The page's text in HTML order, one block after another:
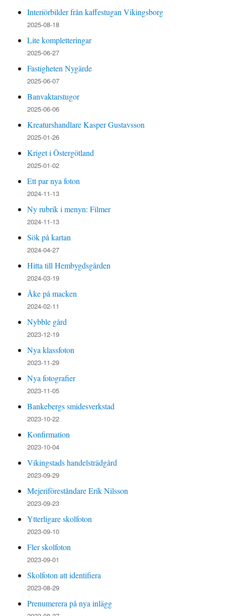
Interiörbilder från kaffestugan Vikingsborg
2025-08-18
Lite kompletteringar
2025-06-27
Fastigheten Nygärde
2025-06-07
Banvaktarstugor
2025-06-06
Kreaturshandlare Kasper Gustavsson
2025-01-26
Kriget i Östergötland
2025-01-02
Ett par nya foton
2024-11-13
Ny rubrik i menyn: Filmer
2024-11-13
Sök på kartan
2024-04-27
Hitta till Hembygdsgården
2024-03-19
Åke på macken
2024-02-11
Nybble gård
2023-12-19
Nya klassfoton
2023-11-29
Nya fotografier
2023-11-05
Bankebergs smidesverkstad
2023-10-22
Konfirmation
2023-10-04
Vikingstads handelsträdgård
2023-09-29
Mejeriföreståndare Erik Nilsson
2023-09-23
Ytterligare skolfoton
2023-09-10
Fler skolfoton
2023-09-01
Skolfoton att identifiera
2023-08-29
Prenumerera på nya inlägg